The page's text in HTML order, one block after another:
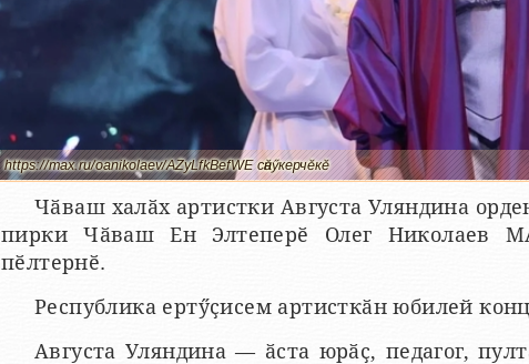
https://max.ru/oanikolaev/AZyLfkBefWE сӑнӳкерчӗкӗ
Чӑваш халӑх артистки Августа Уляндина
пирки Чӑваш Ен Элтеперӗ Олег Николаев
пӗлтернӗ.
Республика ертӳҫисем артисткӑн юбилей
Августа Уляндина — ӑста юрӑҫ, педагог,